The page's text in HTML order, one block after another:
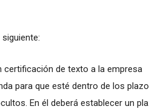
certificación de texto a la empresa
para que esté dentro de los
En él deberá establecer un